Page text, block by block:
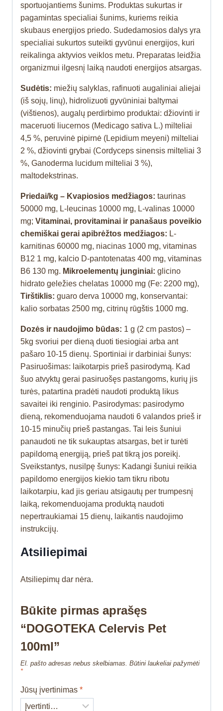
sportuojantiems šunims. Produktas sukurtas ir
pagamintas specialiai šunims, kuriems reikia
skubaus energijos priedo. Sudedamosios dalys yra
specialiai sukurtos suteikti gyvūnui energijos, kuri
reikalinga aktyvios veiklos metu. Preparatas leidžia
organizmui ilgesnį laiką naudoti energijos atsargas.
Sudėtis: miežių salyklas, rafinuoti augaliniai aliejai
(iš sojų, linų), hidrolizuoti gyvūniniai baltymai
(vištienos), augalų perdirbimo produktai: džiovinti ir
maceruoti liucernos (Medicago sativa L.) milteliai
4,5 %, peruvinė pipirnė (Lepidium meyeni) milteliai
2 %, džiovinti grybai (Cordyceps sinensis milteliai 3
%, Ganoderma lucidum milteliai 3 %),
maltodekstrinas.
Priedai/kg – Kvapiosios medžiagos: taurinas
50000 mg, L-leucinas 10000 mg, L-valinas 10000
mg; Vitaminai, provitaminai ir panašaus poveikio
chemiškai gerai apibrėžtos medžiagos: L-
karnitinas 60000 mg, niacinas 1000 mg, vitaminas
B12 1 mg, kalcio D-pantotenatas 400 mg, vitaminas
B6 130 mg. Mikroelementų junginiai: glicino
hidrato geležies chelatas 10000 mg (Fe: 2200 mg),
Tirštiklis: guaro derva 10000 mg, konservantai:
kalio sorbatas 2500 mg, citrinų rūgštis 1000 mg.
Dozės ir naudojimo būdas: 1 g (2 cm pastos) –
5kg svoriui per dieną duoti tiesiogiai arba ant
pašaro 10-15 dienų. Sportiniai ir darbiniai šunys:
Pasiruošimas: laikotarpis prieš pasirodymą. Kad
šuo atvyktų gerai pasiruošęs pastangoms, kurių jis
turės, patartina pradėti naudoti produktą likus
savaitei iki renginio. Pasirodymas: pasirodymo
dieną, rekomenduojama naudoti 6 valandos prieš ir
10-15 minučių prieš pastangas. Tai leis šuniui
panaudoti ne tik sukauptas atsargas, bet ir turėti
papildomą energiją, prieš pat tikrą jos poreikį.
Sveikstantys, nusilpę šunys: Kadangi šuniui reikia
papildomo energijos kiekio tam tikru ribotu
laikotarpiu, kad jis geriau atsigautų per trumpesnį
laiką, rekomenduojama produktą naudoti
nepertraukiamai 15 dienų, laikantis naudojimo
instrukcijų.
Atsiliepimai
Atsiliepimų dar nėra.
Būkite pirmas aprašęs
“DOGOTEKA Celervis Pet
100ml”
El. pašto adresas nebus skelbiamas. Būtini laukeliai pažymėti
*
Jūsų įvertinimas *